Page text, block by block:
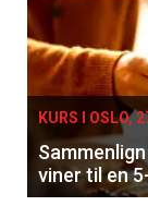
KURS I OSLO,
viner til en